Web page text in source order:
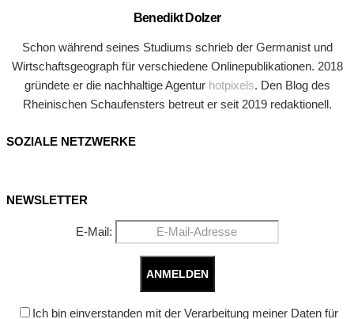
Benedikt Dolzer
Schon während seines Studiums schrieb der Germanist und
Wirtschaftsgeograph für verschiedene Onlinepublikationen. 2018
gründete er die nachhaltige Agentur hotpixels. Den Blog des
Rheinischen Schaufensters betreut er seit 2019 redaktionell.
SOZIALE NETZWERKE
NEWSLETTER
E-Mail:
Ich bin einverstanden mit der Verarbeitung meiner Daten für